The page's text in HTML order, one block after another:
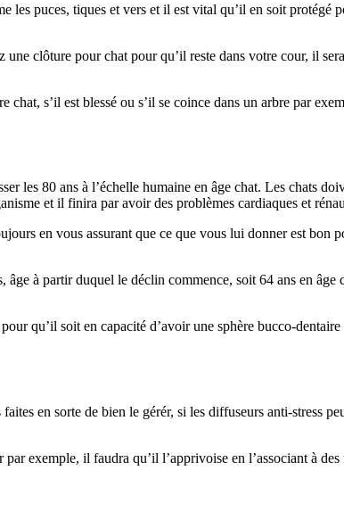
puces, tiques et vers et il est vital qu’il en soit protégé
clôture pour chat pour qu’il reste dans votre cour, il
s’il est blessé ou s’il se coince dans un arbre par
les 80 ans à l’échelle humaine en âge chat. Les chats
et il finira par avoir des problèmes cardiaques et
en vous assurant que ce que vous lui donner est bon
à partir duquel le déclin commence, soit 64 ans en
qu’il soit en capacité d’avoir une sphère bucco-
en sorte de bien le gérér, si les diffuseurs anti-stress
exemple, il faudra qu’il l’apprivoise en l’associant à